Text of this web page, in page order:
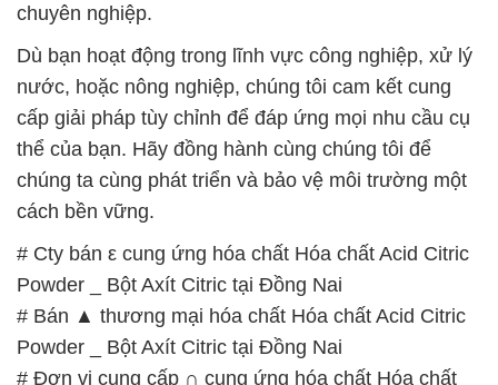
thể của bạn. Hãy đồng hành cùng chúng tôi để
chúng ta cùng phát triển và bảo vệ môi trường một
cách bền vững.
# Cty bán ε cung ứng hóa chất Hóa chất Acid Citric
Powder _ Bột Axít Citric tại Đồng Nai
# Bán ▲ thương mại hóa chất Hóa chất Acid Citric
Powder _ Bột Axít Citric tại Đồng Nai
# Đơn vị cung cấp ∩ cung ứng hóa chất Hóa chất
Acid Citric Powder _ Bột Axít Citric tại Đồng Nai
# Nơi chuyên cung cấp ▲ phân phối hóa chất Hóa
chất Acid Citric Powder _ Bột Axít Citric tại Đồng Nai
# Công ty chuyên thương mại ♦ bán hóa chất Hóa